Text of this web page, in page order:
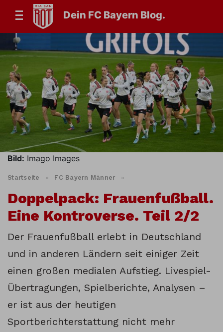
Dein FC Bayern Blog.
Bild: Imago Images
Startseite » FC Bayern Männer »
Doppelpack: Frauenfußball.
Eine Kontroverse. Teil 2/2
Der Frauenfußball erlebt in Deutschland
und in anderen Ländern seit einiger Zeit
einen großen medialen Aufstieg. Livespiel-
Übertragungen, Spielberichte, Analysen –
er ist aus der heutigen
Sportberichterstattung nicht mehr